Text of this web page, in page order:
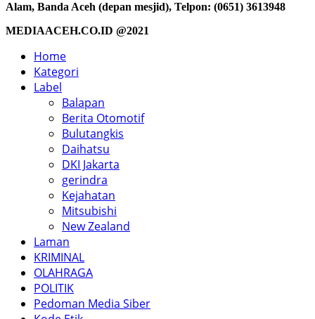
Alam, Banda Aceh (depan mesjid), Telpon: (0651) 3613948
MEDIAACEH.CO.ID @2021
Home
Kategori
Label
Balapan
Berita Otomotif
Bulutangkis
Daihatsu
DKI Jakarta
gerindra
Kejahatan
Mitsubishi
New Zealand
Laman
KRIMINAL
OLAHRAGA
POLITIK
Pedoman Media Siber